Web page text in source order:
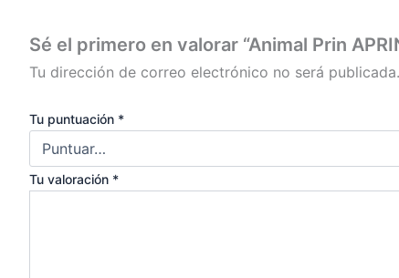
Sé el primero en valorar “Animal Prin
Tu dirección de correo electrónico no será publicada.
Tu puntuación *
Tu valoración *